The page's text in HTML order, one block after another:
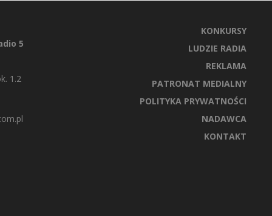
5
1.2
KONKURSY
LUDZIE RADIA
REKLAMA
PATRONAT MEDIALNY
POLITYKA PRYWATNOŚCI
NADAWCA
KONTAKT